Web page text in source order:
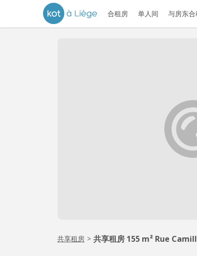
合租房 单人间 与房东合
共享租房 > 共享租房 155 m² Rue